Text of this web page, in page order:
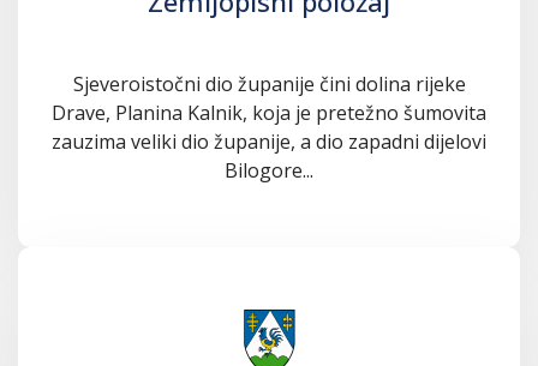
Sjeveroistočni dio županije čini dolina rijeke
Drave, Planina Kalnik, koja je pretežno šumovita
zauzima veliki dio županije, a dio zapadni dijelovi
Bilogore...